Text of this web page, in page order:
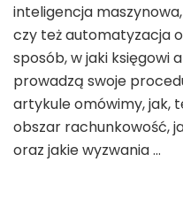
inteligencja
czy też automatyzacja
sposób, w jaki księgowi
prowadzą swoje
artykule omówimy, jak,
obszar rachunkowość,
oraz jakie wyzwania …